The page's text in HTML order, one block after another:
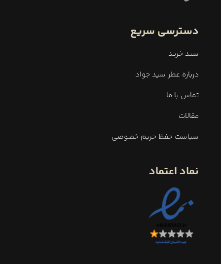
دسترسی سریع
سبد خرید
درباره عطر سید جواد
تماس با ما
مقالات
سیاست حفظ حریم خصوصی
نماد اعتماد